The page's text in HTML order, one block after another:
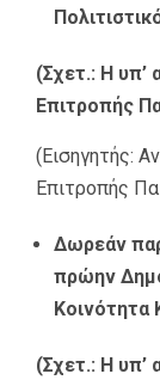
(Σχετ.: Η υπ’
Επιτροπής
(Εισηγητής:
Επιτροπής
Δωρεάν
πρώην
Κοινότητα
(Σχετ.: Η υπ’